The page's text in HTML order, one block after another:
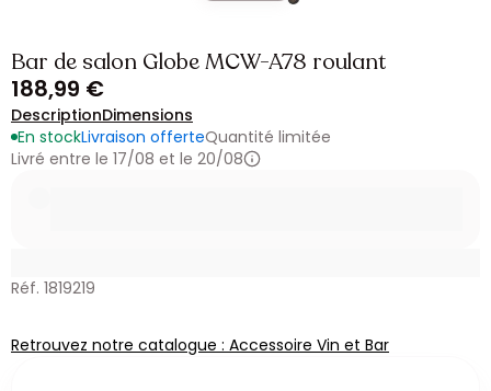
Bar de salon Globe MCW-A78 roulant
188,99 €
DescriptionDimensions
En stockLivraison offerteQuantité limitée
Livré entre le 17/08 et le 20/08
Réf. 1819219
Retrouvez notre catalogue : Accessoire Vin et Bar